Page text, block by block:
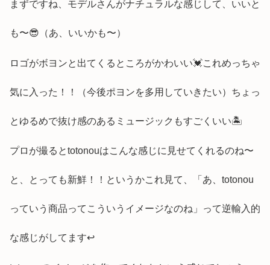
まずですね、モデルさんがナチュラルな感じして、いいと
も〜😎（あ、いいかも〜）
ロゴがボヨンと出てくるところがかわいい💓これめっちゃ
気に入った！！（今後ポヨンを多用していきたい）ちょっ
とゆるめで抜け感のあるミュージックもすごくいい🏝
プロが撮るとtotonouはこんな感じに見せてくれるのね〜
と、とっても新鮮！！というかこれ見て、「あ、totonou
っていう商品ってこういうイメージなのね」って逆輸入的
な感じがしてます↩️